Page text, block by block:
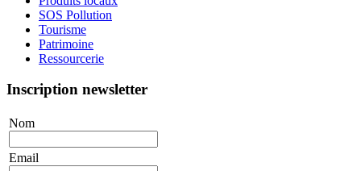
SOS Pollution
Tourisme
Patrimoine
Ressourcerie
Inscription newsletter
Nom
Email